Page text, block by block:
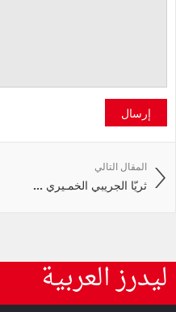
إرسال
المقال التالي
ثريّا الجريبي الخمـيري ...
ليدرز العربية